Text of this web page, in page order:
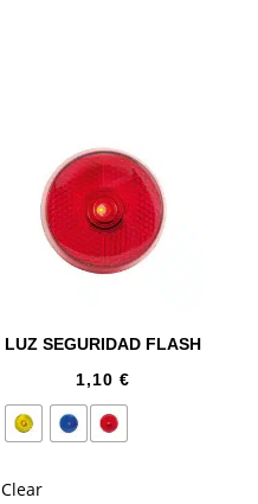
LUZ SEGURIDAD FLASH
1,10€
Clear